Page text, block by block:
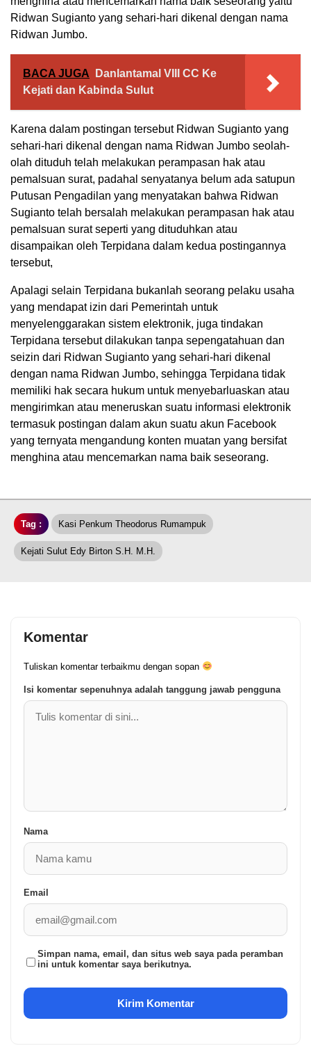
Ridwan Sugianto yang sehari-hari dikenal dengan nama
Ridwan Jumbo.
BACA JUGA
Danlantamal VIII CC Ke
Kejati dan Kabinda Sulut
Karena dalam postingan tersebut Ridwan Sugianto yang
sehari-hari dikenal dengan nama Ridwan Jumbo seolah-
olah dituduh telah melakukan perampasan hak atau
pemalsuan surat, padahal senyatanya belum ada satupun
Putusan Pengadilan yang menyatakan bahwa Ridwan
Sugianto telah bersalah melakukan perampasan hak atau
pemalsuan surat seperti yang dituduhkan atau
disampaikan oleh Terpidana dalam kedua postingannya
tersebut,
Apalagi selain Terpidana bukanlah seorang pelaku usaha
yang mendapat izin dari Pemerintah untuk
menyelenggarakan sistem elektronik, juga tindakan
Terpidana tersebut dilakukan tanpa sepengatahuan dan
seizin dari Ridwan Sugianto yang sehari-hari dikenal
dengan nama Ridwan Jumbo, sehingga Terpidana tidak
memiliki hak secara hukum untuk menyebarluaskan atau
mengirimkan atau meneruskan suatu informasi elektronik
termasuk postingan dalam akun suatu akun Facebook
yang ternyata mengandung konten muatan yang bersifat
menghina atau mencemarkan nama baik seseorang.
Tag : Kasi Penkum Theodorus Rumampuk
Kejati Sulut Edy Birton S.H. M.H.
Komentar
Tuliskan komentar terbaikmu dengan sopan
Isi komentar sepenuhnya adalah tanggung jawab pengguna
Nama
Email
Simpan nama, email, dan situs web saya pada peramban
ini untuk komentar saya berikutnya.